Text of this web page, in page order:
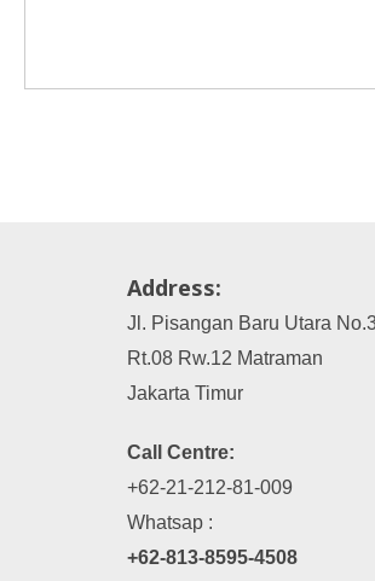
Address:
Jl. Pisangan Baru Utara
Rt.08 Rw.12 Matraman
Jakarta Timur
Call Centre:
+62-21-212-81-009
Whatsap :
+62-813-8595-4508